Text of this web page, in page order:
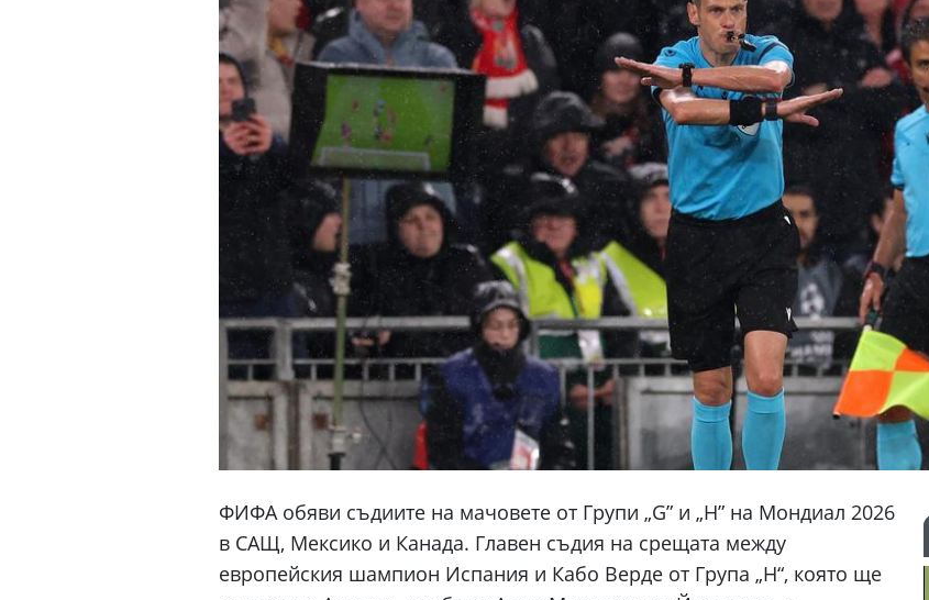
ФИФА обяви съдиите на мачовете от Групи „G” и „H” на Мондиал 2026
в САЩ, Мексико и Канада. Главен съдия на срещата между
европейския шампион Испания и Кабо Верде от Група „H“, която ще